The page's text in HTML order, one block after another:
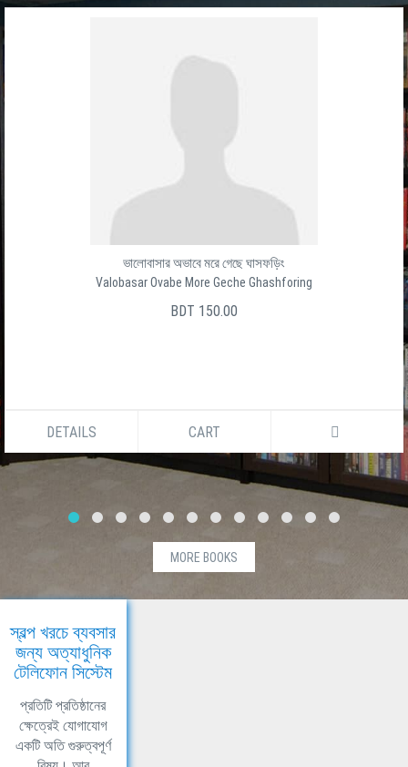
ভালোবাসার অভাবে মরে গেছে ঘাসফড়িং
Valobasar Ovabe More Geche Ghashforing
BDT 150.00
DETAILS CART
MORE BOOKS
স্বল্প খরচে ব্যবসার
জন্য অত্যাধুনিক
টেলিফোন সিস্টেম
প্রতিটি প্রতিষ্ঠানের
ক্ষেত্রেই যোগাযোগ
একটি অতি গুরুত্বপূর্ণ